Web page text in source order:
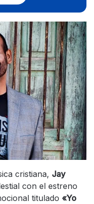
cristiana, Jay
con el estreno
titulado «Yo